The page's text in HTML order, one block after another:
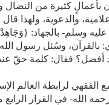
بأعمالٍ كثيرة من النضال
والدعوية، ولهذا قال
وسلم- بالجهاد:
52)، أي: بالقرآن، وسُئل
أفضل؟ فقال: كلمة حقّ
الفقهي لرابطة العالم
الله- في القرار الرابع